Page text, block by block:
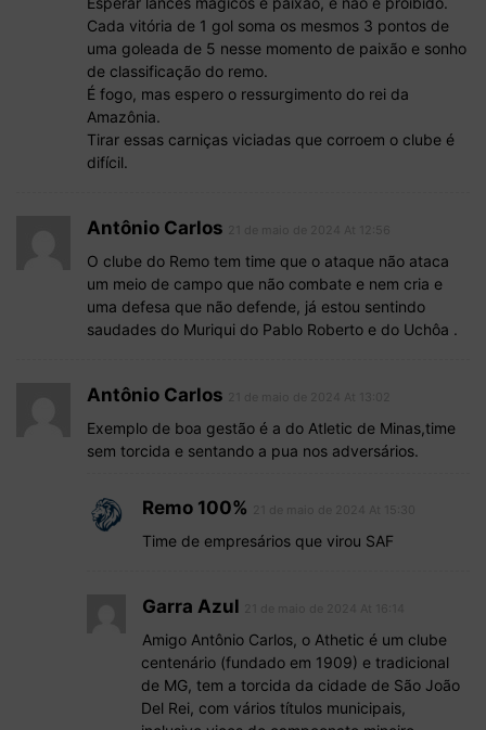
Cada vitória de 1 gol soma os mesmos 3 pontos de
uma goleada de 5 nesse momento de paixão e sonho
de classificação do remo.
É fogo, mas espero o ressurgimento do rei da
Amazônia.
Tirar essas carniças viciadas que corroem o clube é
difícil.
Antônio Carlos
O clube do Remo tem time que o ataque não ataca
um meio de campo que não combate e nem cria e
uma defesa que não defende, já estou sentindo
saudades do Muriqui do Pablo Roberto e do Uchôa .
Antônio Carlos
Exemplo de boa gestão é a do Atletic de Minas,time
sem torcida e sentando a pua nos adversários.
Remo 100%
Time de empresários que virou SAF
Garra Azul
Amigo Antônio Carlos, o Athetic é um clube
centenário (fundado em 1909) e tradicional
de MG, tem a torcida da cidade de São João
Del Rei, com vários títulos municipais,